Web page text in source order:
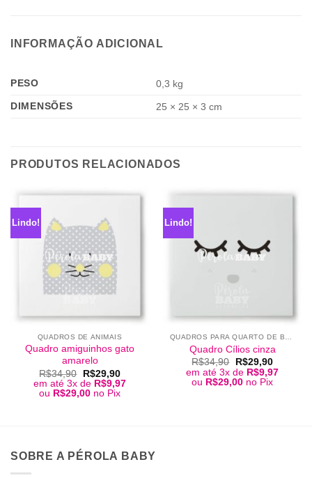
INFORMAÇÃO ADICIONAL
PESO
0,3 kg
DIMENSÕES
25 × 25 × 3 cm
PRODUTOS RELACIONADOS
Lindo!
QUADROS DE ANIMAIS
Quadro amiguinhos gato
amarelo
R$34,90
O
preço
original
era:
R$29,90O
preço
atual
é:
em até 3x de R$9,97
ou R$29,00 no Pix
Lindo!
Quadro Cílios cinza
R$34,90
O
preço
original
era:
R$29,90O
preço
atual
é:
em até 3x de R$9,97
ou R$29,00 no Pix
SOBRE A PÉROLA BABY